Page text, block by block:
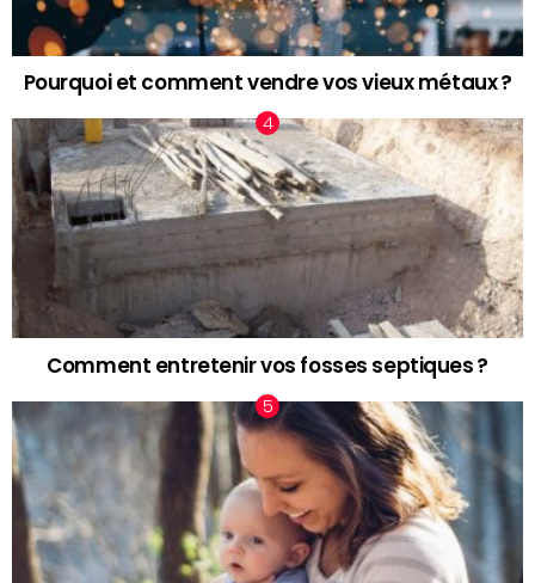
Pourquoi et comment vendre vos vieux métaux ?
Comment entretenir vos fosses septiques ?